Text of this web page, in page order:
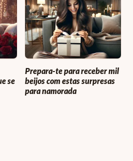
se
Prepara-te para receber mil
beijos com estas surpresas
para namorada